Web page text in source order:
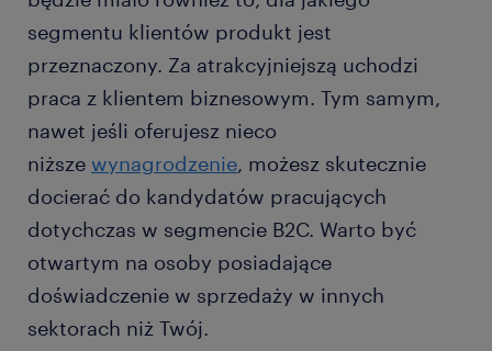
segmentu klientów produkt jest
przeznaczony. Za atrakcyjniejszą uchodzi
praca z klientem biznesowym. Tym samym,
nawet jeśli oferujesz nieco
niższe wynagrodzenie, możesz skutecznie
docierać do kandydatów pracujących
dotychczas w segmencie B2C. Warto być
otwartym na osoby posiadające
doświadczenie w sprzedaży w innych
sektorach niż Twój.